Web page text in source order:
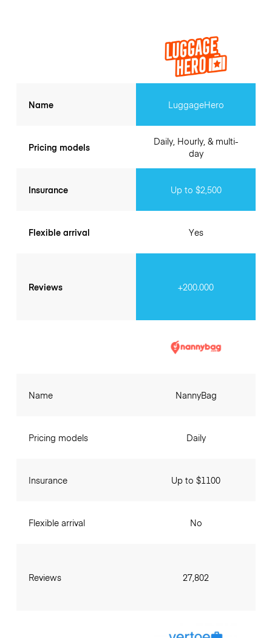
Name
Pricing models
Insurance
Flexible arrival
Reviews
LuggageHero
Daily, Hourly, & multi-
day
Up to $2,500
Yes
+200.000
Name
Pricing models
Insurance
Flexible arrival
Reviews
NannyBag
Daily
Up to $1100
No
27,802